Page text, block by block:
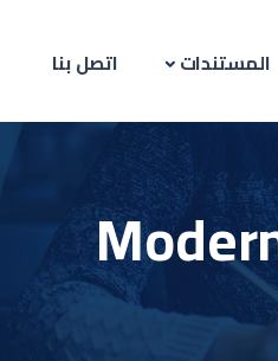
المستندات اتصل بنا